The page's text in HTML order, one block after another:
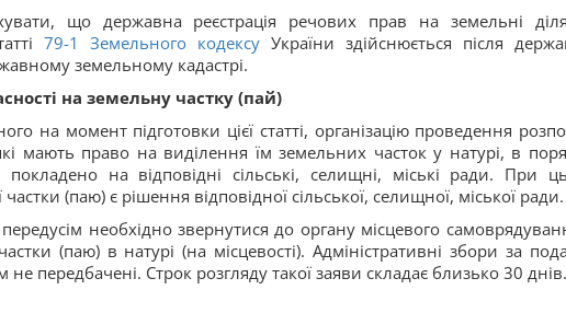
що державна реєстрація речових прав на земельні
79-1 Земельного кодексу України здійснюється після
земельному кадастрі.
на земельну частку (пай)
на момент підготовки цієї статті, організацію проведення
мають право на виділення їм земельних часток у натурі, в
на відповідні сільські, селищні, міські ради. При
(паю) є рішення відповідної сільської, селищної, міської ради.
необхідно звернутися до органу місцевого
(паю) в натурі (на місцевості). Адміністративні збори за
передбачені. Строк розгляду такої заяви складає близько 30 днів.